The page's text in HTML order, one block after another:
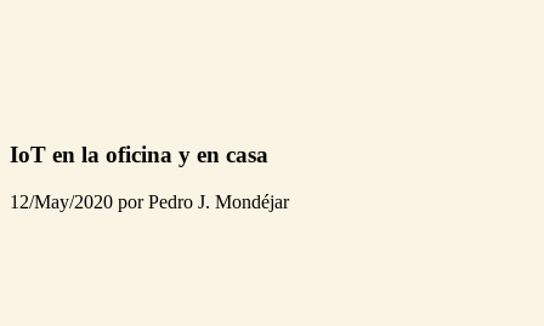
IoT en la oficina y en casa
12/May/2020 por Pedro J. Mondéjar